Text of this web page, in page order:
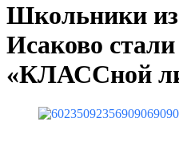
Школьники
Исаково
«КЛАССной